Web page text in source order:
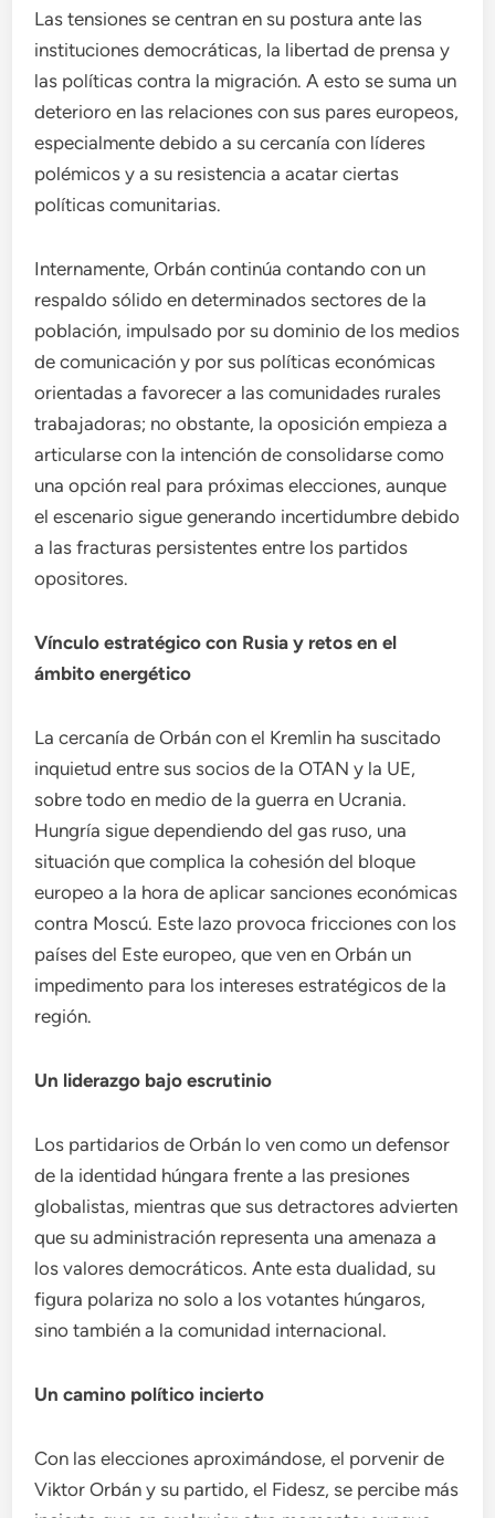
Las tensiones se centran en su postura ante las
instituciones democráticas, la libertad de prensa y
las políticas contra la migración. A esto se suma un
deterioro en las relaciones con sus pares europeos,
especialmente debido a su cercanía con líderes
polémicos y a su resistencia a acatar ciertas
políticas comunitarias.
Internamente, Orbán continúa contando con un
respaldo sólido en determinados sectores de la
población, impulsado por su dominio de los medios
de comunicación y por sus políticas económicas
orientadas a favorecer a las comunidades rurales
trabajadoras; no obstante, la oposición empieza a
articularse con la intención de consolidarse como
una opción real para próximas elecciones, aunque
el escenario sigue generando incertidumbre debido
a las fracturas persistentes entre los partidos
opositores.
Vínculo estratégico con Rusia y retos en el
ámbito energético
La cercanía de Orbán con el Kremlin ha suscitado
inquietud entre sus socios de la OTAN y la UE,
sobre todo en medio de la guerra en Ucrania.
Hungría sigue dependiendo del gas ruso, una
situación que complica la cohesión del bloque
europeo a la hora de aplicar sanciones económicas
contra Moscú. Este lazo provoca fricciones con los
países del Este europeo, que ven en Orbán un
impedimento para los intereses estratégicos de la
región.
Un liderazgo bajo escrutinio
Los partidarios de Orbán lo ven como un defensor
de la identidad húngara frente a las presiones
globalistas, mientras que sus detractores advierten
que su administración representa una amenaza a
los valores democráticos. Ante esta dualidad, su
figura polariza no solo a los votantes húngaros,
sino también a la comunidad internacional.
Un camino político incierto
Con las elecciones aproximándose, el porvenir de
Viktor Orbán y su partido, el Fidesz, se percibe más